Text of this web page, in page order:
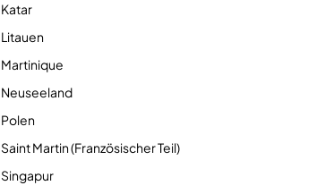
Katar
Litauen
Martinique
Neuseeland
Polen
Saint Martin (Französischer Teil)
Singapur